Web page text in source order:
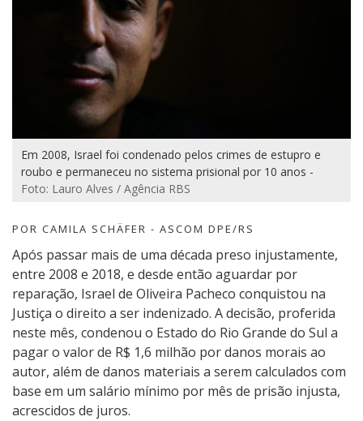
Em 2008, Israel foi condenado pelos crimes de estupro e
roubo e permaneceu no sistema prisional por 10 anos -
Foto: Lauro Alves / Agência RBS
POR CAMILA SCHÄFER - ASCOM DPE/RS
Após passar mais de uma década preso injustamente,
entre 2008 e 2018, e desde então aguardar por
reparação, Israel de Oliveira Pacheco conquistou na
Justiça o direito a ser indenizado. A decisão, proferida
neste mês, condenou o Estado do Rio Grande do Sul a
pagar o valor de R$ 1,6 milhão por danos morais ao
autor, além de danos materiais a serem calculados com
base em um salário mínimo por mês de prisão injusta,
acrescidos de juros.